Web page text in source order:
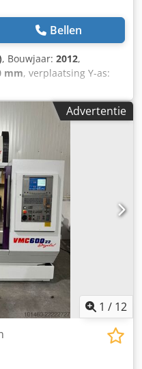
Bellen
, Bouwjaar: 2012,
mm, verplaatsing Y-as:
, tafelbelasting:2.800 kg, 3
- C80/2300/8 Codpfsx
Advertentie
1 / 12